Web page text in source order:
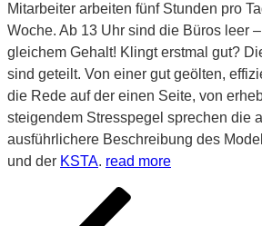
Mitarbeiter arbeiten fünf Stunden pro
Woche. Ab 13 Uhr sind die Büros leer
gleichem Gehalt! Klingt erstmal gut?
sind geteilt. Von einer gut geölten,
die Rede auf der einen Seite, von
steigendem Stresspegel sprechen die
ausführlichere Beschreibung des
und der KSTA. read more
Beitragsnavigation